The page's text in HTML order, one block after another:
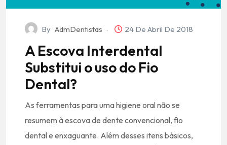
By AdmDentistas 24 De Abril De 2018
A Escova Interdental
Substitui o uso do Fio
Dental?
As ferramentas para uma higiene oral não se
resumem à escova de dente convencional, fio
dental e enxaguante. Além desses itens básicos,